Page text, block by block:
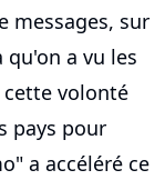
messages, sur
qu'on a vu les
cette volonté
pays pour
a accéléré ce